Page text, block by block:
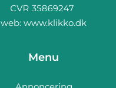
web: www.klikko.dk
Menu